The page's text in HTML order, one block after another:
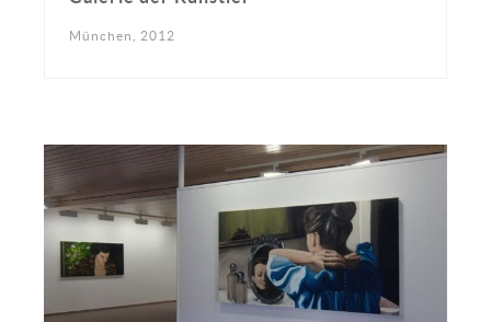
München, 2012